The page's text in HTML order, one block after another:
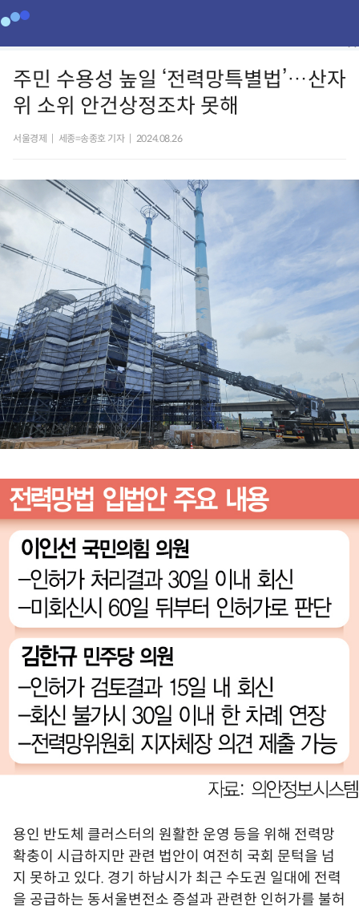
주민 수용성 높일 ‘전력망특별법’…산자
위 소위 안건상정조차 못해
서울경제 세종=송종호 기자 2024.08.26
용인 반도체 클러스터의 원활한 운영 등을 위해 전력망
확충이 시급하지만 관련 법안이 여전히 국회 문턱을 넘
지 못하고 있다. 경기 하남시가 최근 수도권 일대에 전력
을 공급하는 동서울변전소 증설과 관련한 인허가를 불허